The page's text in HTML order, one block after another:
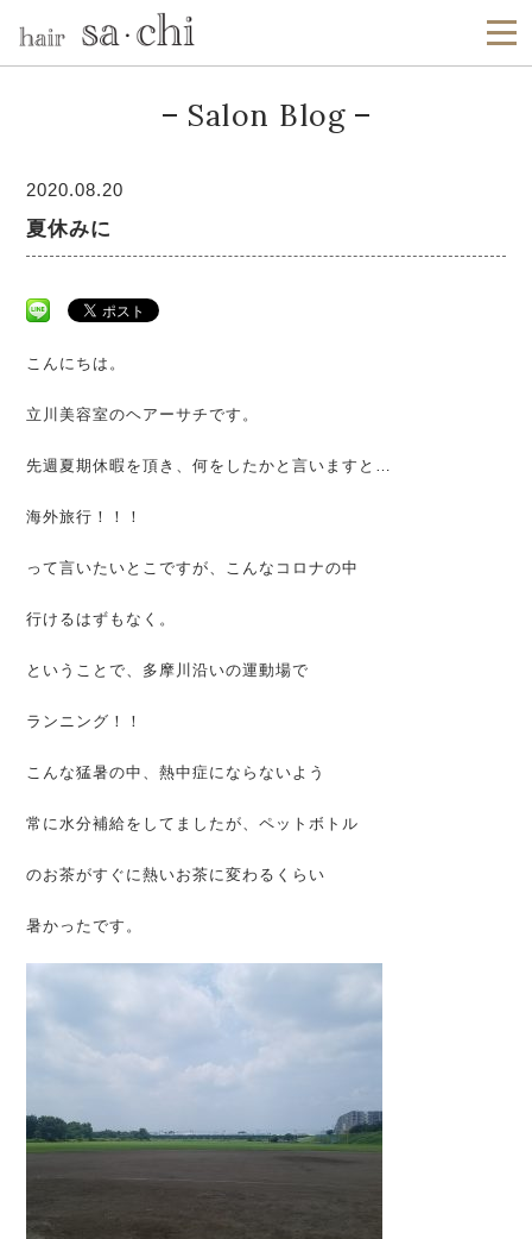
Salon Blog
2020.08.20
夏休みに
こんにちは。
立川美容室のヘアーサチです。
先週夏期休暇を頂き、何をしたかと言いますと…
海外旅行！！！
って言いたいとこですが、こんなコロナの中
行けるはずもなく。
ということで、多摩川沿いの運動場で
ランニング！！
こんな猛暑の中、熱中症にならないよう
常に水分補給をしてましたが、ペットボトル
のお茶がすぐに熱いお茶に変わるくらい
暑かったです。